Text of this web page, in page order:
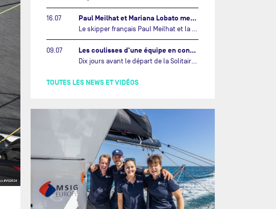
16.07 Paul Meilhat et Mariana Lobato mettent à l’eau leur bateau et lancent leur nouvelle campagne « United by the Ocean »…
Le skipper français Paul Meilhat et la co-skipper portugaise Mariana Lobato mettent à l’eau aujourd’hui à Lorient leur IMOCA à bord duquel ils participeront à The Ocean Race Atlantic (septembre 2026) puis à The Ocean Race, le tour du monde en équipage (janvier 2027).…
09.07 Les coulisses d'une équipe en construction vers le Vendée Globe…
TOUTES LES NEWS ET VIDÉOS